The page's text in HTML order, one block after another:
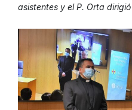
asistentes y el P. Orta